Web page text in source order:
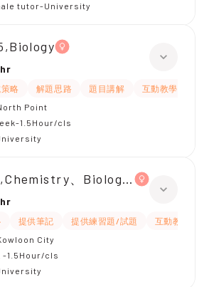
tutor-University
hr
略 解題思路 題目講解 互動教學
Point
1.5Hour/cls
、Biology、Physics
hr
提供筆記 提供練習題/試題 互動教學
City
-1.5Hour/cls